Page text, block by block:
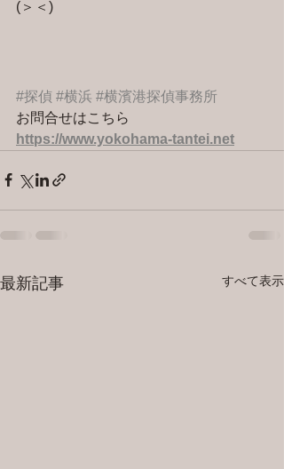
(＞＜)
#探偵 #横浜 #横濱港探偵事務所
お問合せはこちら
https://www.yokohama-tantei.net
最新記事 すべて表示